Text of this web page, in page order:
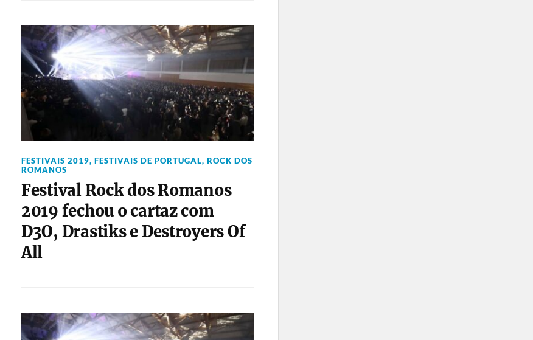
FESTIVAIS 2019, FESTIVAIS DE PORTUGAL, ROCK DOS
ROMANOS
Festival Rock dos Romanos
2019 fechou o cartaz com
D3O, Drastiks e Destroyers Of
All